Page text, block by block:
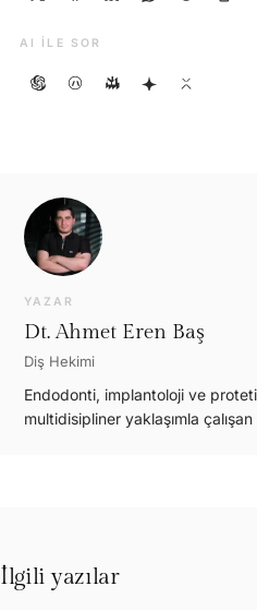
AI ILE SOR
YAZAR
Dt. Ahmet Eren Baş
Diş Hekimi
Endodonti, implantoloji ve
multidisipliner yaklaşımla
İlgili yazılar